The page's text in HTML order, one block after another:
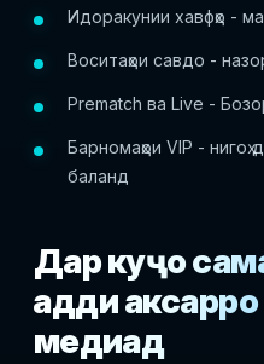
Идоракунии хавфҳо -
Воситаҳои савдо -
Prematch ва Live -
Барномаҳои VIP - нигоҳ
баланд
Дар куҷо
ҳадди
медиҳад